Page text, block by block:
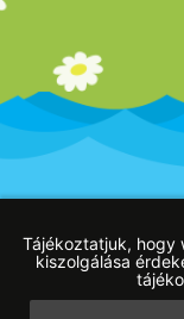
Tájékoztatjuk, hogy
kiszolgálása